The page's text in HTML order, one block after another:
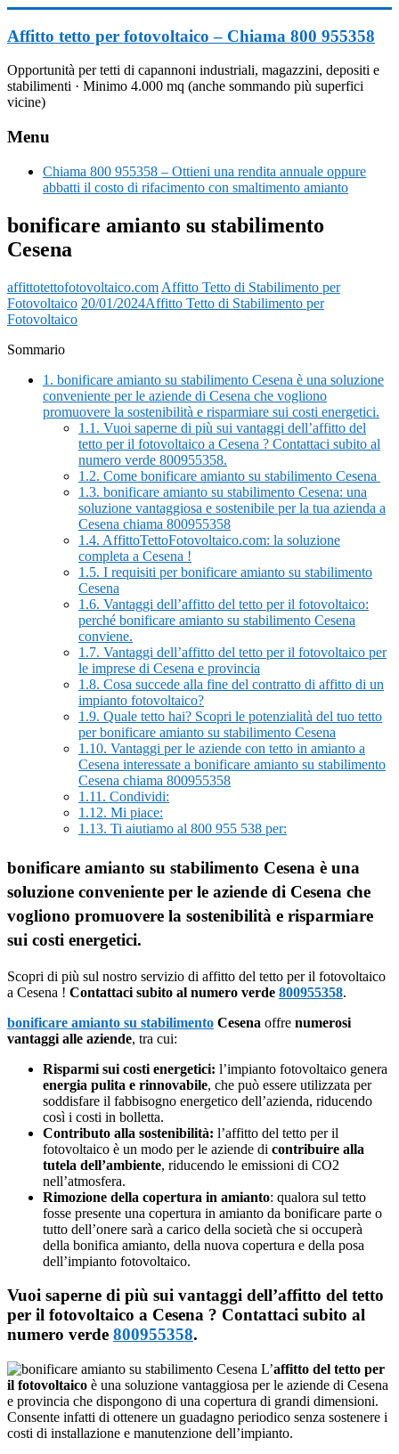
al
contenuto
Affitto tetto per fotovoltaico – Chiama 800 955358
Opportunità per tetti di capannoni industriali, magazzini, depositi e
stabilimenti · Minimo 4.000 mq (anche sommando più superfici
vicine)
Menu
Chiama 800 955358 – Ottieni una rendita annuale oppure
abbatti il costo di rifacimento con smaltimento amianto
bonificare amianto su stabilimento
Cesena
affittotettofotovoltaico.com Affitto Tetto di Stabilimento per
Fotovoltaico 20/01/2024Affitto Tetto di Stabilimento per
Fotovoltaico
Sommario
1. bonificare amianto su stabilimento Cesena è una soluzione
conveniente per le aziende di Cesena che vogliono
promuovere la sostenibilità e risparmiare sui costi energetici.
1.1. Vuoi saperne di più sui vantaggi dell’affitto del
tetto per il fotovoltaico a Cesena ? Contattaci subito al
numero verde 800955358.
1.2. Come bonificare amianto su stabilimento Cesena
1.3. bonificare amianto su stabilimento Cesena: una
soluzione vantaggiosa e sostenibile per la tua azienda a
Cesena chiama 800955358
1.4. AffittoTettoFotovoltaico.com: la soluzione
completa a Cesena !
1.5. I requisiti per bonificare amianto su stabilimento
Cesena
1.6. Vantaggi dell’affitto del tetto per il fotovoltaico:
perché bonificare amianto su stabilimento Cesena
conviene.
1.7. Vantaggi dell’affitto del tetto per il fotovoltaico per
le imprese di Cesena e provincia
1.8. Cosa succede alla fine del contratto di affitto di un
impianto fotovoltaico?
1.9. Quale tetto hai? Scopri le potenzialità del tuo tetto
per bonificare amianto su stabilimento Cesena
1.10. Vantaggi per le aziende con tetto in amianto a
Cesena interessate a bonificare amianto su stabilimento
Cesena chiama 800955358
1.11. Condividi:
1.12. Mi piace:
1.13. Ti aiutiamo al 800 955 538 per:
bonificare amianto su stabilimento Cesena è una
soluzione conveniente per le aziende di Cesena che
vogliono promuovere la sostenibilità e risparmiare
sui costi energetici.
Scopri di più sul nostro servizio di affitto del tetto per il fotovoltaico
a Cesena ! Contattaci subito al numero verde 800955358.
bonificare amianto su stabilimento Cesena offre numerosi
vantaggi alle aziende, tra cui:
Risparmi sui costi energetici: l’impianto fotovoltaico genera
energia pulita e rinnovabile, che può essere utilizzata per
soddisfare il fabbisogno energetico dell’azienda, riducendo
così i costi in bolletta.
Contributo alla sostenibilità: l’affitto del tetto per il
fotovoltaico è un modo per le aziende di contribuire alla
tutela dell’ambiente, riducendo le emissioni di CO2
nell’atmosfera.
Rimozione della copertura in amianto: qualora sul tetto
fosse presente una copertura in amianto da bonificare parte o
tutto dell’onere sarà a carico della società che si occuperà
della bonifica amianto, della nuova copertura e della posa
dell’impianto fotovoltaico.
Vuoi saperne di più sui vantaggi dell’affitto del tetto
per il fotovoltaico a Cesena ? Contattaci subito al
numero verde 800955358.
L’affitto del tetto per
il fotovoltaico è una soluzione vantaggiosa per le aziende di Cesena
e provincia che dispongono di una copertura di grandi dimensioni.
Consente infatti di ottenere un guadagno periodico senza sostenere i
costi di installazione e manutenzione dell’impianto.